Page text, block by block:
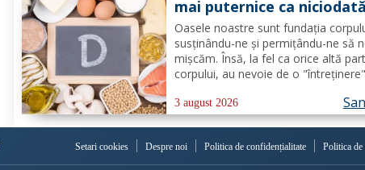
mai puternice ca niciodată
Oasele noastre sunt fundația
susținându-ne și permițându-ne să
mișcăm. Însă, la fel ca orice altă
corpului, au nevoie de o "întreținere"
sănătoase de-a lungul vieții. Din
nu ai nevoie de poțiuni magice, ci de
3 august 2026
Setari cookies Despre noi Politica de confidențialitate Politica